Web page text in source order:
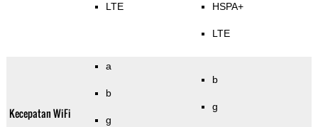
LTE HSPA+
LTE
Kecepatan WiFi
a
b
g
b
g